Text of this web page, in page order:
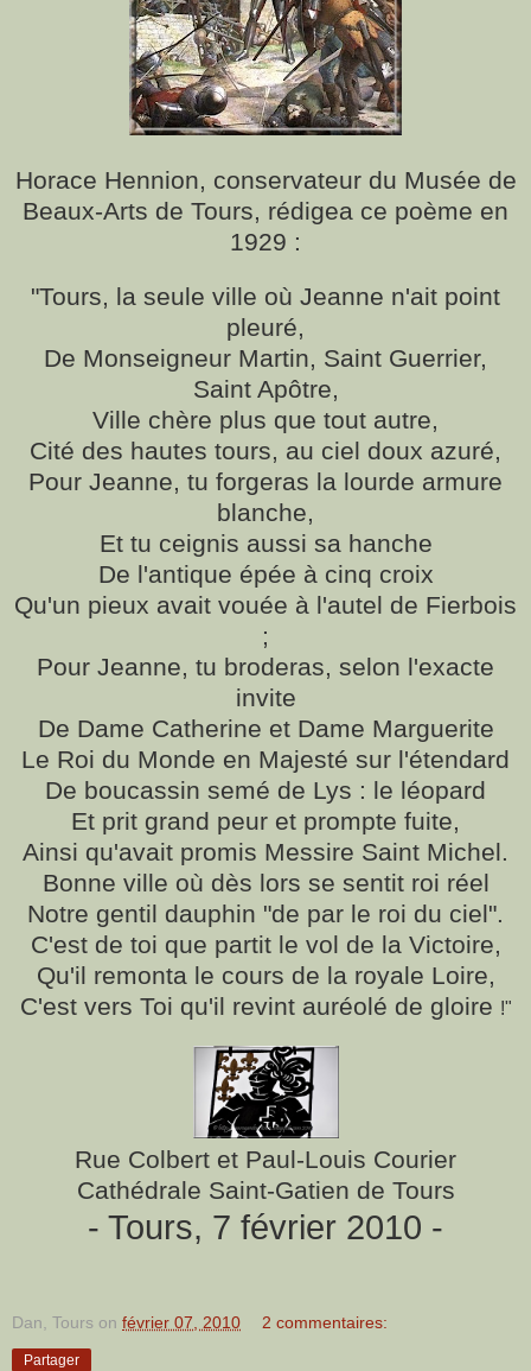
Horace Hennion, conservateur du Musée de
Beaux-Arts de Tours, rédigea ce poème en
1929 :
"Tours, la seule ville où Jeanne n'ait point
pleuré,
De Monseigneur Martin, Saint Guerrier,
Saint Apôtre,
Ville chère plus que tout autre,
Cité des hautes tours, au ciel doux azuré,
Pour Jeanne, tu forgeras la lourde armure
blanche,
Et tu ceignis aussi sa hanche
De l'antique épée à cinq croix
Qu'un pieux avait vouée à l'autel de Fierbois
;
Pour Jeanne, tu broderas, selon l'exacte
invite
De Dame Catherine et Dame Marguerite
Le Roi du Monde en Majesté sur l'étendard
De boucassin semé de Lys : le léopard
Et prit grand peur et prompte fuite,
Ainsi qu'avait promis Messire Saint Michel.
Bonne ville où dès lors se sentit roi réel
Notre gentil dauphin "de par le roi du ciel".
C'est de toi que partit le vol de la Victoire,
Qu'il remonta le cours de la royale Loire,
C'est vers Toi qu'il revint auréolé de gloire !"
Rue Colbert et Paul-Louis Courier
Cathédrale Saint-Gatien de Tours
- Tours, 7 février 2010 -
Dan, Tours on février 07, 2010 2 commentaires:
Partager